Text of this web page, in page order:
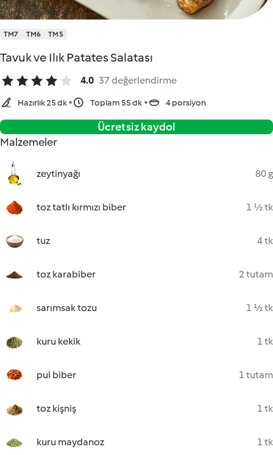
TM7 TM6 TM5
Tavuk ve Ilık Patates Salatası
4.0 37 değerlendirme
Hazırlık 25 dk Toplam 55 dk 4 porsiyon
Ücretsiz kaydol
Malzemeler
zeytinyağı 80 g
toz tatlı kırmızı biber 1 ½ tk
tuz 4 tk
toz karabiber 2 tutam
sarımsak tozu 1 ½ tk
kuru kekik 1 tk
pul biber 1 tutam
toz kişniş 1 tk
kuru maydanoz 1 tk